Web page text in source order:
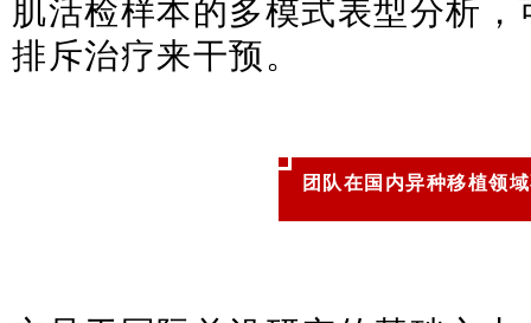
肌活检样本的多模式表型分析
排斥治疗来干预。
团队在国内异种移植领